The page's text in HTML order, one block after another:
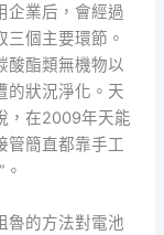
企業后，會經過
個主要環節。
酸酯類無機物以
的狀況淨化。天
，在2009年天能
管簡直都靠手工
魯的方法對電池